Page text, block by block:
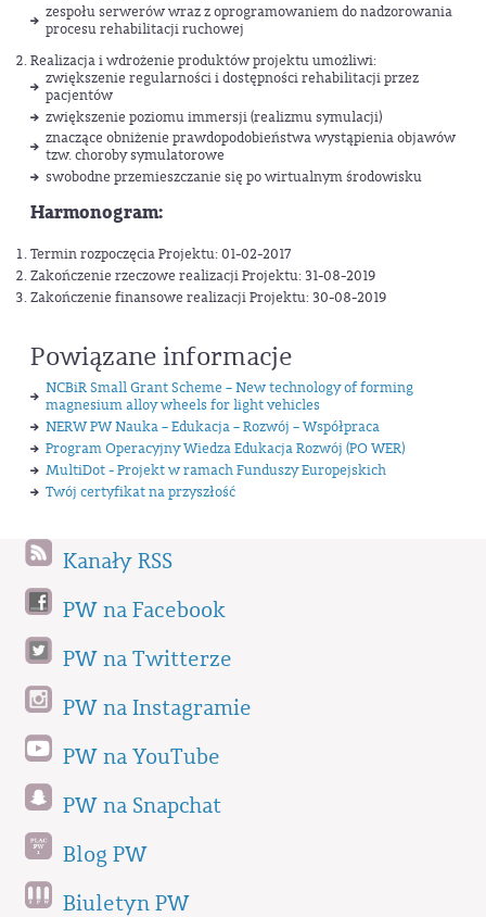
zespołu serwerów wraz z oprogramowaniem do nadzorowania
procesu rehabilitacji ruchowej
Realizacja i wdrożenie produktów projektu umożliwi:
zwiększenie regularności i dostępności rehabilitacji przez
pacjentów
zwiększenie poziomu immersji (realizmu symulacji)
znaczące obniżenie prawdopodobieństwa wystąpienia objawów
tzw. choroby symulatorowe
swobodne przemieszczanie się po wirtualnym środowisku
Harmonogram:
Termin rozpoczęcia Projektu: 01-02-2017
Zakończenie rzeczowe realizacji Projektu: 31-08-2019
Zakończenie finansowe realizacji Projektu: 30-08-2019
Powiązane informacje
NCBiR Small Grant Scheme – New technology of forming
magnesium alloy wheels for light vehicles
NERW PW Nauka – Edukacja – Rozwój – Współpraca
Program Operacyjny Wiedza Edukacja Rozwój (PO WER)
MultiDot - Projekt w ramach Funduszy Europejskich
Twój certyfikat na przyszłość
Kanały RSS
PW na Facebook
PW na Twitterze
PW na Instagramie
PW na YouTube
PW na Snapchat
Blog PW
Biuletyn PW